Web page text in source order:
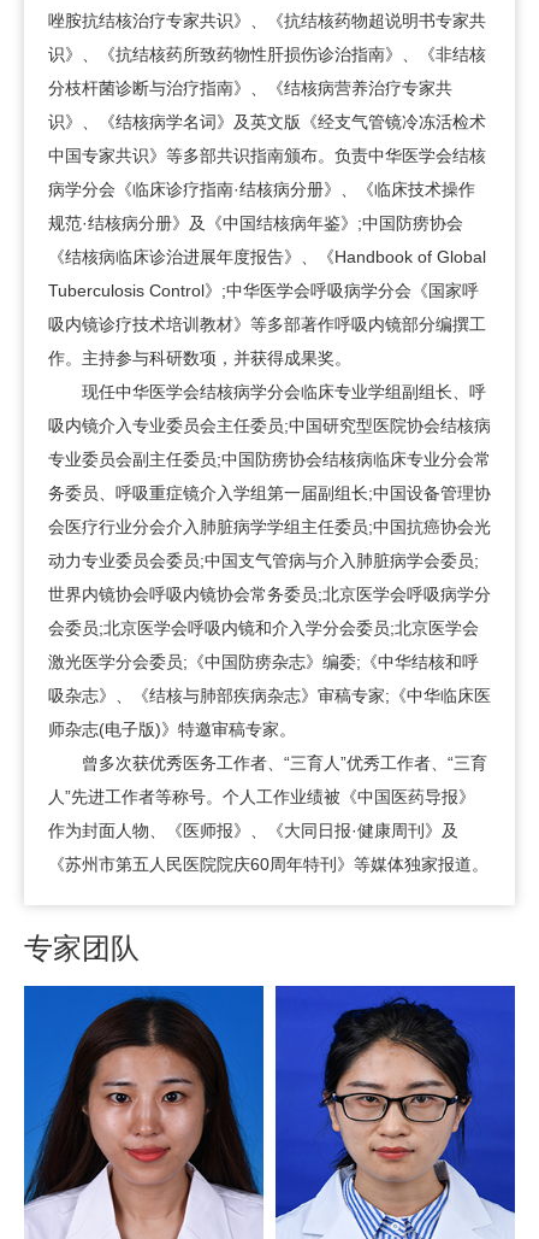
唑胺抗结核治疗专家共识》、《抗结核药物超说明书专家共
识》、《抗结核药所致药物性肝损伤诊治指南》、《非结核
分枝杆菌诊断与治疗指南》、《结核病营养治疗专家共
识》、《结核病学名词》及英文版《经支气管镜冷冻活检术
中国专家共识》等多部共识指南颁布。负责中华医学会结核
病学分会《临床诊疗指南·结核病分册》、《临床技术操作
规范·结核病分册》及《中国结核病年鉴》;中国防痨协会
《结核病临床诊治进展年度报告》、《Handbook of Global
Tuberculosis Control》;中华医学会呼吸病学分会《国家呼
吸内镜诊疗技术培训教材》等多部著作呼吸内镜部分编撰工
作。主持参与科研数项，并获得成果奖。
现任中华医学会结核病学分会临床专业学组副组长、呼
吸内镜介入专业委员会主任委员;中国研究型医院协会结核病
专业委员会副主任委员;中国防痨协会结核病临床专业分会常
务委员、呼吸重症镜介入学组第一届副组长;中国设备管理协
会医疗行业分会介入肺脏病学学组主任委员;中国抗癌协会光
动力专业委员会委员;中国支气管病与介入肺脏病学会委员;
世界内镜协会呼吸内镜协会常务委员;北京医学会呼吸病学分
会委员;北京医学会呼吸内镜和介入学分会委员;北京医学会
激光医学分会委员;《中国防痨杂志》编委;《中华结核和呼
吸杂志》、《结核与肺部疾病杂志》审稿专家;《中华临床医
师杂志(电子版)》特邀审稿专家。
曾多次获优秀医务工作者、“三育人”优秀工作者、“三育
人”先进工作者等称号。个人工作业绩被《中国医药导报》
作为封面人物、《医师报》、《大同日报·健康周刊》及
《苏州市第五人民医院院庆60周年特刊》等媒体独家报道。
专家团队